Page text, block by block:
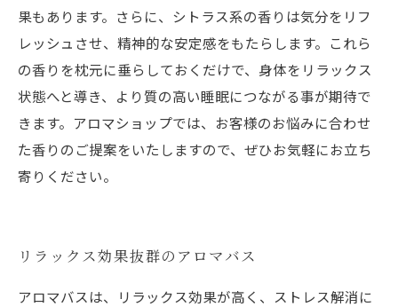
果もあります。さらに、シトラス系の香りは気分をリフ
レッシュさせ、精神的な安定感をもたらします。これら
の香りを枕元に垂らしておくだけで、身体をリラックス
状態へと導き、より質の高い睡眠につながる事が期待で
きます。アロマショップでは、お客様のお悩みに合わせ
た香りのご提案をいたしますので、ぜひお気軽にお立ち
寄りください。
リラックス効果抜群のアロマバス
アロマバスは、リラックス効果が高く、ストレス解消に